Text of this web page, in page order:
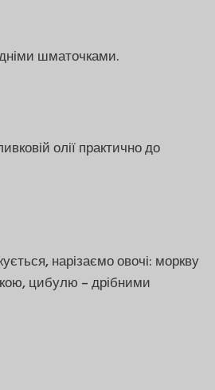
шматочками.
олії практично до
нарізаємо овочі: моркву
цибулю – дрібними